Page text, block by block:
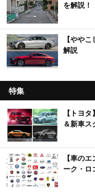
を解説！
【やや
解説
特集
【トヨ
＆新車ス
【車の
ーク・ロ